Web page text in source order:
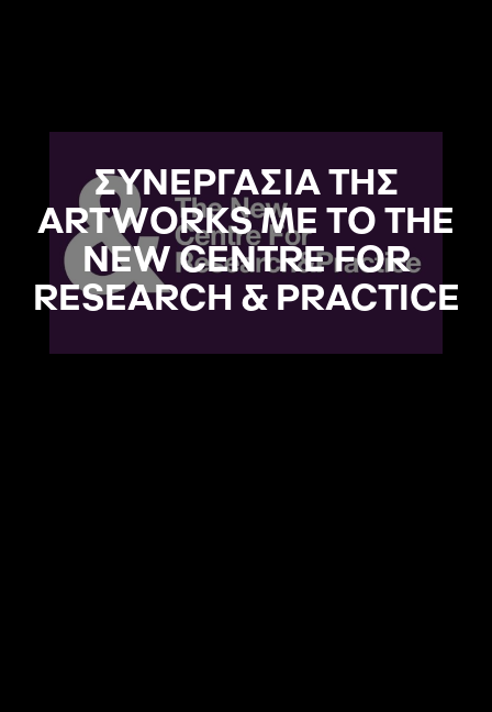
ΣΥΝΕΡΓΑΣΙΑ ΤΗΣ
ARTWORKS ΜΕ ΤΟ THE
NEW CENTRE FOR
RESEARCH & PRACTICE